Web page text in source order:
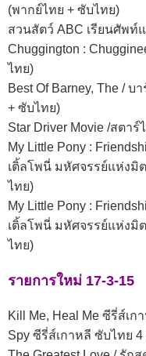
(พากย์ไทย + ซับไทย)
สวนสัตว์ ABC เรียนศัพท์
Chuggington :
ไทย)
Best Of Barney, The /
+ ซับไทย)
Star Driver Movie /สตา
My Little Pony :
เติ้ลโพนี่ มหัศจรรย์แห่งมิ
ไทย)
My Little Pony :
เติ้ลโพนี่ มหัศจรรย์แห่งมิ
ไทย)
รายการใหม่ 17-3-15
Kill Me, Heal Me ซีรี่ส์เ
Spy ซีรี่ส์เกาหลี ซับไทย